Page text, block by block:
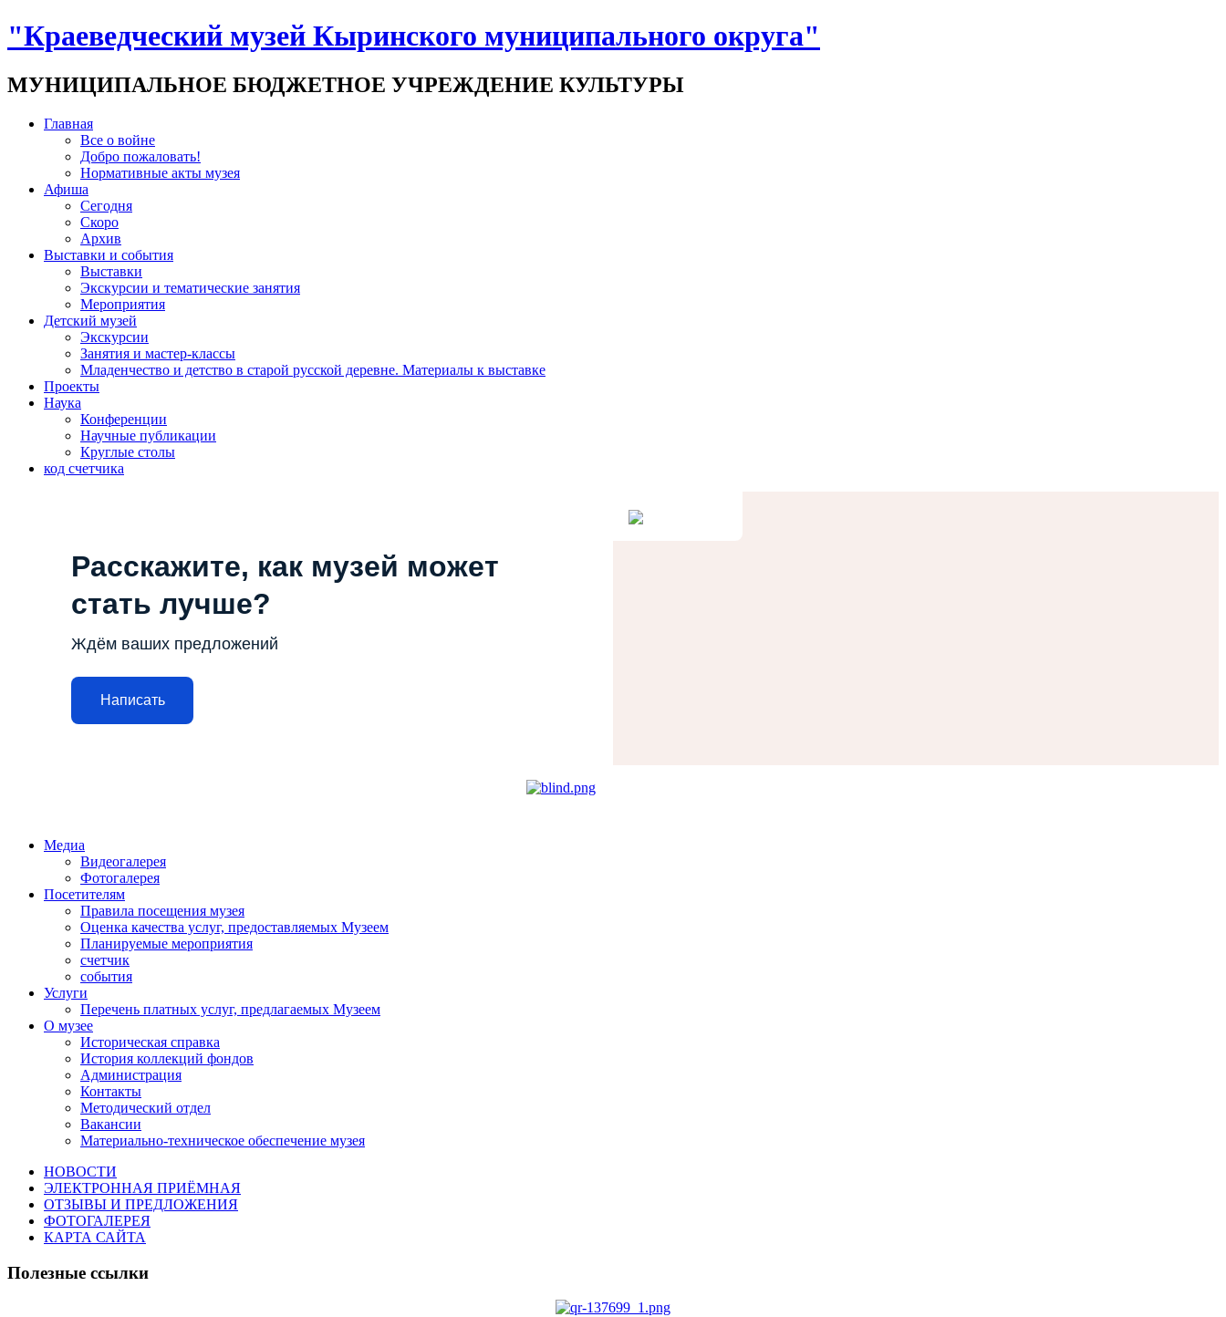
"Краеведческий музей Кыринского муниципального округа"
МУНИЦИПАЛЬНОЕ БЮДЖЕТНОЕ УЧРЕЖДЕНИЕ КУЛЬТУРЫ
Главная
Все о войне
Добро пожаловать!
Нормативные акты музея
Афиша
Сегодня
Скоро
Архив
Выставки и события
Выставки
Экскурсии и тематические занятия
Мероприятия
Детский музей
Экскурсии
Занятия и мастер-классы
Младенчество и детство в старой русской деревне. Материалы к выставке
Проекты
Наука
Конференции
Научные публикации
Круглые столы
код счетчика
Расскажите, как музей может
стать лучше?
Ждём ваших предложений
Написать
Медиа
Видеогалерея
Фотогалерея
Посетителям
Правила посещения музея
Оценка качества услуг, предоставляемых Музеем
Планируемые мероприятия
счетчик
события
Услуги
Перечень платных услуг, предлагаемых Музеем
О музее
Историческая справка
История коллекций фондов
Администрация
Контакты
Методический отдел
Вакансии
Материально-техническое обеспечение музея
НОВОСТИ
ЭЛЕКТРОННАЯ ПРИЁМНАЯ
ОТЗЫВЫ И ПРЕДЛОЖЕНИЯ
ФОТОГАЛЕРЕЯ
КАРТА САЙТА
Полезные ссылки